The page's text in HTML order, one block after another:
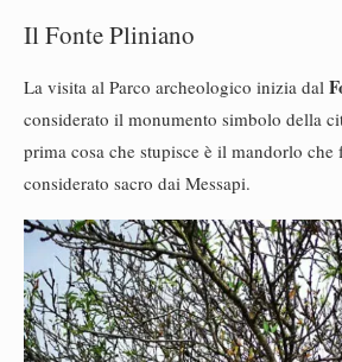
Il Fonte Pliniano
La visita al Parco archeologico inizia dal
considerato il monumento simbolo della
prima cosa che stupisce è il mandorlo che
considerato sacro dai Messapi.